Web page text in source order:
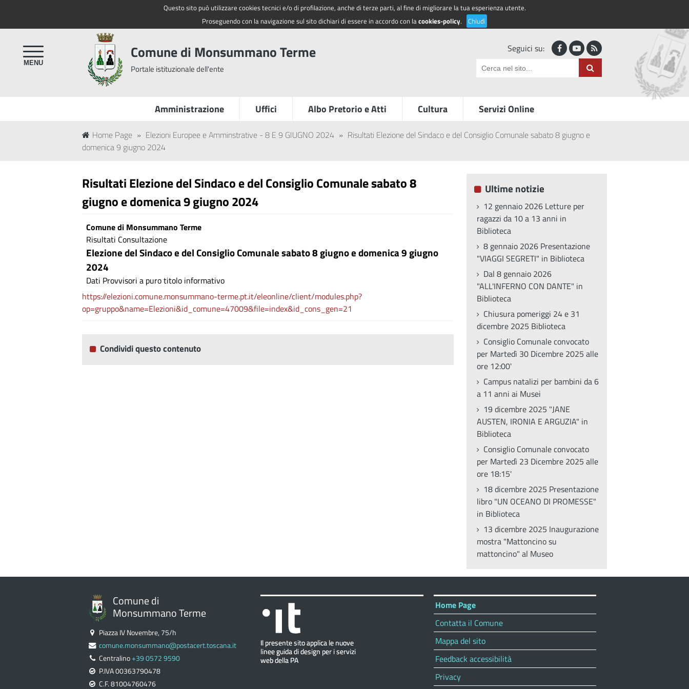
Questo sito può utilizzare cookies tecnici e/o di profilazione, anche di terze parti, al fine di migliorare la tua esperienza utente.
Proseguendo con la navigazione sul sito dichiari di essere in accordo con lacookies-policy. Chiudi
Seguici su:
Comune di Monsummano Terme
Portale istituzionale dell'ente
Amministrazione Uffici Albo Pretorio e Atti Cultura Servizi Online
Home Page » Elezioni Europee e Amminstrative - 8 E 9 GIUGNO 2024 » Risultati Elezione del Sindaco e del Consiglio Comunale sabato 8 giugno e
domenica 9 giugno 2024
Risultati Elezione del Sindaco e del Consiglio Comunale sabato 8
giugno e domenica 9 giugno 2024
Comune di Monsummano Terme
Risultati Consultazione
Elezione del Sindaco e del Consiglio Comunale sabato 8 giugno e domenica 9 giugno
2024
Dati Provvisori a puro titolo informativo
https://elezioni.comune.monsummano-terme.pt.it/eleonline/client/modules.php?
op=gruppo&name=Elezioni&id_comune=47009&file=index&id_cons_gen=21
Ultime notizie
12 gennaio 2026 Letture per
ragazzi da 10 a 13 anni in
Biblioteca
8 gennaio 2026 Presentazione
"VIAGGI SEGRETI" in Biblioteca
Dal 8 gennaio 2026
"ALL'INFERNO CON DANTE" in
Biblioteca
Chiusura pomeriggi 24 e 31
dicembre 2025 Biblioteca
Consiglio Comunale convocato
per Martedì 30 Dicembre 2025 alle
ore 12:00'
Campus natalizi per bambini da 6
a 11 anni ai Musei
19 dicembre 2025 "JANE
AUSTEN, IRONIA E ARGUZIA" in
Biblioteca
Consiglio Comunale convocato
per Martedì 23 Dicembre 2025 alle
ore 18:15'
18 dicembre 2025 Presentazione
libro "UN OCEANO DI PROMESSE"
in Biblioteca
13 dicembre 2025 Inaugurazione
mostra "Mattoncino su
mattoncino" al Museo
Condividi questo contenuto
Comune di
Monsummano Terme
Piazza IV Novembre, 75/h
comune.monsummano@postacert.toscana.it
Centralino+39 0572 9590
P.IVA 00363790478
C.F. 81004760476
Home Page
Contatta il Comune
Mappa del sito
Feedback accessibilità
Privacy